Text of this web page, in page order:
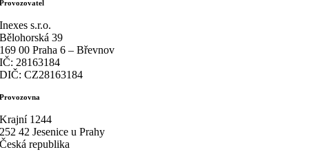
Provozovatel
Inexes s.r.o.
Bělohorská 39
169 00 Praha 6 – Břevnov
IČ: 28163184
DIČ: CZ28163184
Provozovna
Krajní 1244
252 42 Jesenice u Prahy
Česká republika